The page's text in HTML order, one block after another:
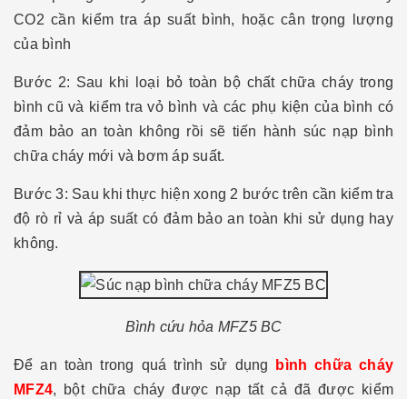
CO2 cần kiểm tra áp suất bình, hoặc cân trọng lượng
của bình
Bước 2: Sau khi loại bỏ toàn bộ chất chữa cháy trong
bình cũ và kiểm tra vỏ bình và các phụ kiện của bình có
đảm bảo an toàn không rồi sẽ tiến hành súc nạp bình
chữa cháy mới và bơm áp suất.
Bước 3: Sau khi thực hiện xong 2 bước trên cần kiểm tra
độ rò rỉ và áp suất có đảm bảo an toàn khi sử dụng hay
không.
Bình cứu hỏa MFZ5 BC
Để an toàn trong quá trình sử dụng
bình chữa cháy
MFZ4, bột chữa cháy được nạp tất cả đã được kiểm